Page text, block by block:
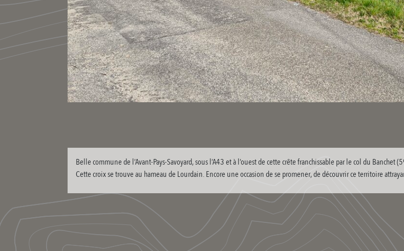
Belle commune de l’Avant-Pays-Savoyard, sous l’A43 et à l’ouest de cette crête franchissable par le col du Banchet
Cette croix se trouve au hameau de Lourdain. Encore une occasion de se promener, de découvrir ce territoire